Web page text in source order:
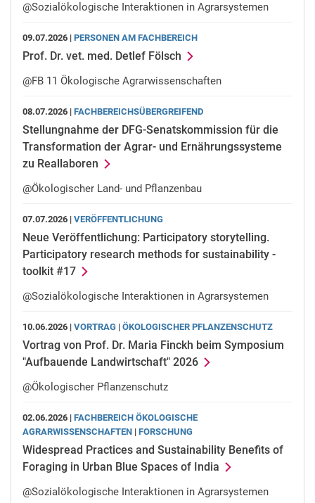
@Sozialökologische Interaktionen in Agrarsystemen
09.07.2026 | PERSONEN AM FACHBEREICH
Prof. Dr. vet. med. Detlef Fölsch
@FB 11 Ökologische Agrarwissenschaften
08.07.2026 | FACHBEREICHSÜBERGREIFEND
Stellungnahme der DFG-Senatskommission für die
Transformation der Agrar- und Ernährungssysteme
zu Reallaboren
@Ökologischer Land- und Pflanzenbau
07.07.2026 | VERÖFFENTLICHUNG
Neue Veröffentlichung: Participatory storytelling.
Participatory research methods for sustainability -
toolkit #17
@Sozialökologische Interaktionen in Agrarsystemen
10.06.2026 | VORTRAG | ÖKOLOGISCHER PFLANZENSCHUTZ
Vortrag von Prof. Dr. Maria Finckh beim Symposium
"Aufbauende Landwirtschaft" 2026
@Ökologischer Pflanzenschutz
02.06.2026 | FACHBEREICH ÖKOLOGISCHE
AGRARWISSENSCHAFTEN | FORSCHUNG
Widespread Practices and Sustainability Benefits of
Foraging in Urban Blue Spaces of India
@Sozialökologische Interaktionen in Agrarsystemen